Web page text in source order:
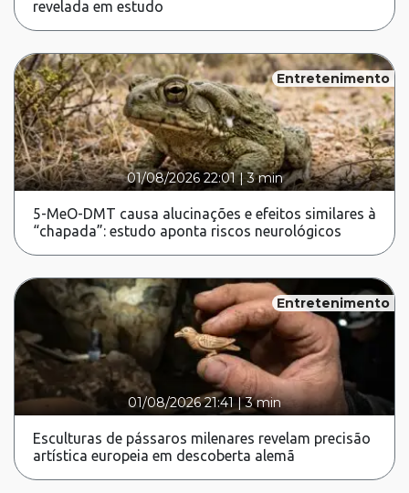
revelada em estudo
Entretenimento
01/08/2026 22:01|3 min
5-MeO-DMT causa alucinações e efeitos similares à
“chapada”: estudo aponta riscos neurológicos
Entretenimento
01/08/2026 21:41 |3 min
Esculturas de pássaros milenares revelam precisão
artística europeia em descoberta alemã